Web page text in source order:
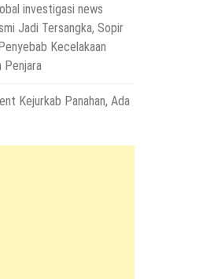
investigasi news
Jadi Tersangka, Sopir
Kecelakaan
Penjara
Kejurkab Panahan, Ada